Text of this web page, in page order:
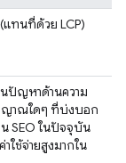
แทนที่ด้วย LCP)
ปัญหาด้านความ
ญาณใดๆ ที่บ่งบอก
SEO ในปัจจุบัน
ใช้จ่ายสูงมากใน